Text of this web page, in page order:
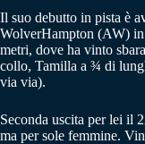
Il suo debutto in pista è
WolverHampton (AW)
metri, dove ha vinto
collo, Tamilla a ¾ di
via via).
Seconda uscita per lei il
ma per sole femmine.